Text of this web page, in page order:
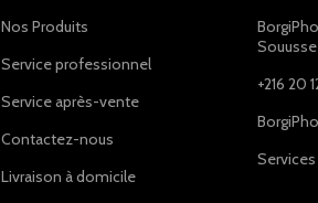
Nos Produits
Service professionnel
Service après-vente
Contactez-nous
Livraison à domicile
Souusse
+216 20